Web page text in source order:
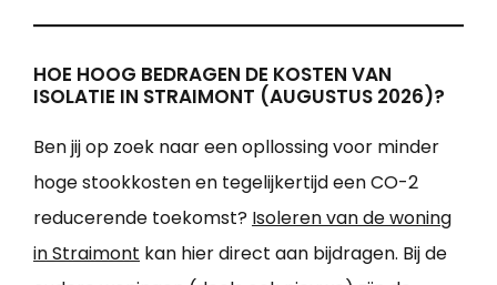
HOE HOOG BEDRAGEN DE KOSTEN VAN
ISOLATIE IN STRAIMONT (AUGUSTUS 2026)?
Ben jij op zoek naar een opllossing voor minder
hoge stookkosten en tegelijkertijd een CO-2
reducerende toekomst? Isoleren van de woning
in Straimont kan hier direct aan bijdragen. Bij de